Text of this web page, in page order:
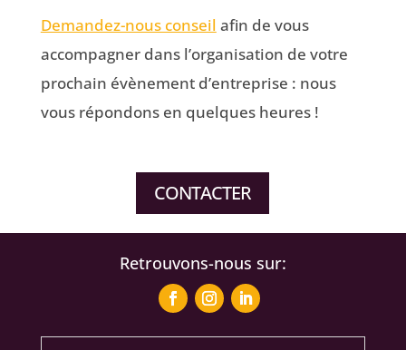
Demandez-nous conseil afin de vous
accompagner dans l’organisation de votre
prochain évènement d’entreprise : nous
vous répondons en quelques heures !
CONTACTER
Retrouvons-nous sur: